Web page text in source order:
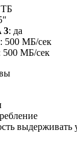
ТБ
3: да
: 500 МБ/сек
500 МБ/сек